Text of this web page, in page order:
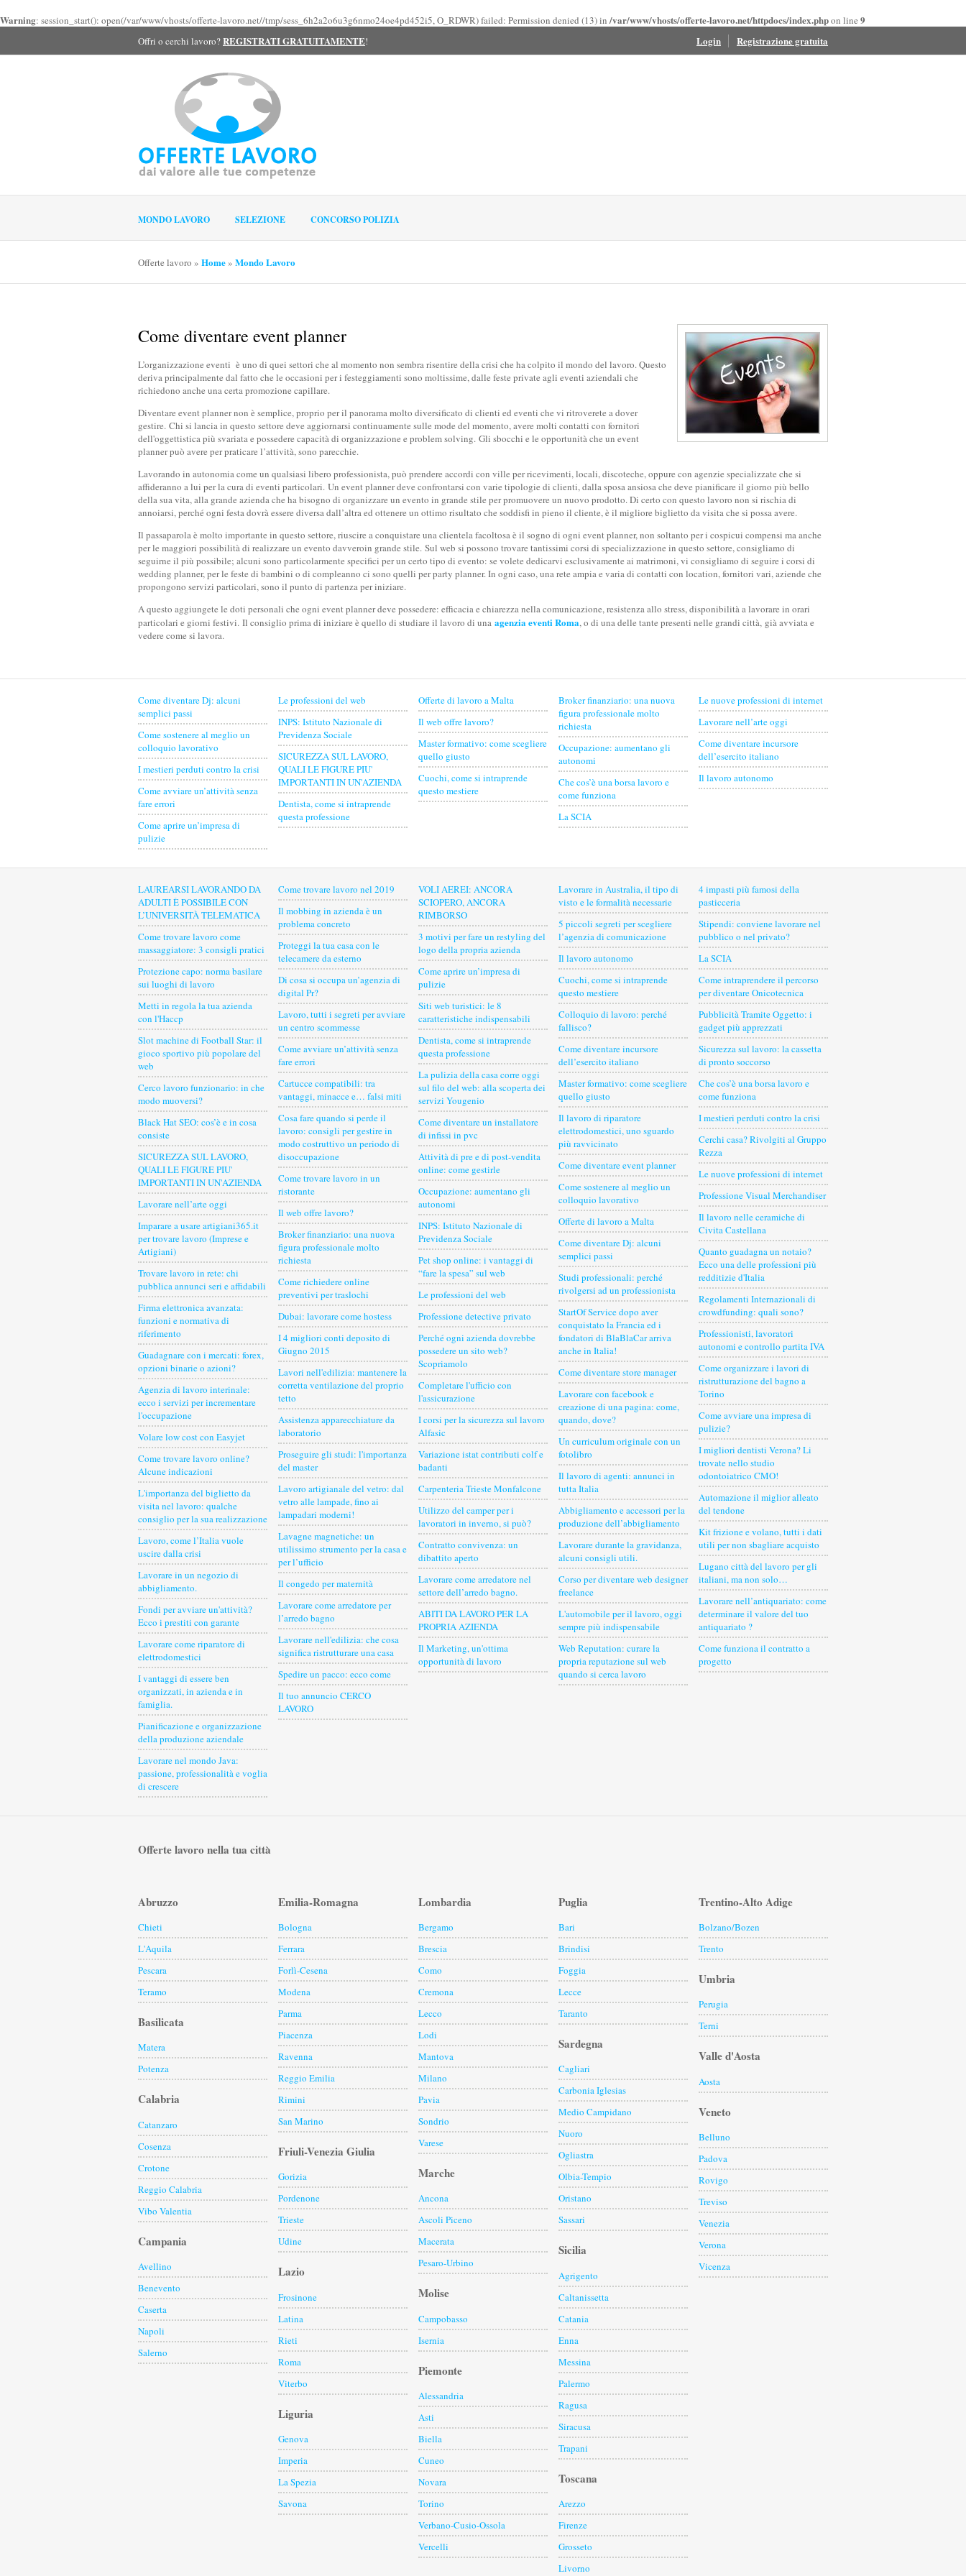
Warning: session_start(): open(/var/www/vhosts/offerte-lavoro.net//tmp/sess_6h2a2o6u3g6nmo24oe4pd452i5, O_RDWR) failed: Permission denied (13) in /var/www/vhosts/offerte-lavoro.net/httpdocs/index.phpon line 9
Offri o cerchi lavoro?REGISTRATI GRATUITAMENTE! Login Registrazione gratuita
MONDO LAVORO SELEZIONE CONCORSO POLIZIA
Offerte lavoro » Home» Mondo Lavoro
Come diventare event planner
L’organizzazione eventi è uno di quei settori che al momento non sembra risentire della crisi che ha colpito il mondo del lavoro. Questo
deriva principalmente dal fatto che le occasioni per i festeggiamenti sono moltissime, dalle feste private agli eventi aziendali che
richiedono anche una certa promozione capillare.
Diventare event planner non è semplice, proprio per il panorama molto diversificato di clienti ed eventi che vi ritroverete a dover
gestire. Chi si lancia in questo settore deve aggiornarsi continuamente sulle mode del momento, avere molti contatti con fornitori
dell'oggettistica più svariata e possedere capacità di organizzazione e problem solving. Gli sbocchi e le opportunità che un event
planner può avere per praticare l’attività, sono parecchie.
Lavorando in autonomia come un qualsiasi libero professionista, può prendere accordi con ville per ricevimenti, locali, discoteche, oppure con agenzie specializzate che si
affideranno a lui per la cura di eventi particolari. Un event planner deve confrontarsi con varie tipologie di clienti, dalla sposa ansiosa che deve pianificare il giorno più bello
della sua vita, alla grande azienda che ha bisogno di organizzare un evento in grande stile per promuovere un nuovo prodotto. Di certo con questo lavoro non si rischia di
annoiarsi, perché ogni festa dovrà essere diversa dall’altra ed ottenere un ottimo risultato che soddisfi in pieno il cliente, è il migliore biglietto da visita che si possa avere.
Il passaparola è molto importante in questo settore, riuscire a conquistare una clientela facoltosa è il sogno di ogni event planner, non soltanto per i cospicui compensi ma anche
per le maggiori possibilità di realizzare un evento davveroin grande stile. Sul web si possono trovare tantissimi corsi di specializzazione in questo settore, consigliamo di
seguirne il più possibile; alcuni sono particolarmente specifici per un certo tipo di evento: se volete dedicarvi esclusivamente ai matrimoni, vi consigliamo di seguire i corsi di
wedding planner, per le feste di bambini o di compleanno ci sono quelli per party planner. In ogni caso, una rete ampia e varia di contatti con location, fornitori vari, aziende che
propongono servizi particolari, sono il punto di partenza per iniziare.
A questo aggiungete le doti personali che ogni event planner deve possedere: efficacia e chiarezza nella comunicazione, resistenza allo stress, disponibilità a lavorare in orari
particolari e giorni festivi. Il consiglio prima di iniziare è quello di studiare il lavoro di una agenzia eventi Roma, o di una delle tante presenti nelle grandi città, già avviata e
vedere come si lavora.
Come diventare Dj: alcuni
semplici passi
Come sostenere al meglio un
colloquio lavorativo
I mestieri perduti contro la crisi
Come avviare un’attività senza
fare errori
Come aprire un’impresa di
pulizie
Le professioni del web
INPS: Istituto Nazionale di
Previdenza Sociale
SICUREZZA SUL LAVORO,
QUALI LE FIGURE PIU'
IMPORTANTI IN UN'AZIENDA
Dentista, come si intraprende
questa professione
Offerte di lavoro a Malta
Il web offre lavoro?
Master formativo: come scegliere
quello giusto
Cuochi, come si intraprende
questo mestiere
Broker finanziario: una nuova
figura professionale molto
richiesta
Occupazione: aumentano gli
autonomi
Che cos’è una borsa lavoro e
come funziona
La SCIA
Le nuove professioni di internet
Lavorare nell’arte oggi
Come diventare incursore
dell’esercito italiano
Il lavoro autonomo
LAUREARSI LAVORANDO DA
ADULTI È POSSIBILE CON
L’UNIVERSITÀ TELEMATICA
Come trovare lavoro come
massaggiatore: 3 consigli pratici
Protezione capo: norma basilare
sui luoghi di lavoro
Metti in regola la tua azienda
con l'Haccp
Slot machine di Football Star: il
gioco sportivo più popolare del
web
Cerco lavoro funzionario: in che
modo muoversi?
Black Hat SEO: cos’è e in cosa
consiste
SICUREZZA SUL LAVORO,
QUALI LE FIGURE PIU'
IMPORTANTI IN UN'AZIENDA
Lavorare nell’arte oggi
Imparare a usare artigiani365.it
per trovare lavoro (Imprese e
Artigiani)
Trovare lavoro in rete: chi
pubblica annunci seri e affidabili
Firma elettronica avanzata:
funzioni e normativa di
riferimento
Guadagnare con i mercati: forex,
opzioni binarie o azioni?
Agenzia di lavoro interinale:
ecco i servizi per incrementare
l'occupazione
Volare low cost con Easyjet
Come trovare lavoro online?
Alcune indicazioni
L'importanza del biglietto da
visita nel lavoro: qualche
consiglio per la sua realizzazione
Lavoro, come l’Italia vuole
uscire dalla crisi
Lavorare in un negozio di
abbigliamento.
Fondi per avviare un'attività?
Ecco i prestiti con garante
Lavorare come riparatore di
elettrodomestici
I vantaggi di essere ben
organizzati, in azienda e in
famiglia.
Pianificazione e organizzazione
della produzione aziendale
Lavorare nel mondo Java:
passione, professionalità e voglia
di crescere
Come trovare lavoro nel 2019
Il mobbing in azienda è un
problema concreto
Proteggi la tua casa con le
telecamere da esterno
Di cosa si occupa un’agenzia di
digital Pr?
Lavoro, tutti i segreti per avviare
un centro scommesse
Come avviare un’attività senza
fare errori
Cartucce compatibili: tra
vantaggi, minacce e… falsi miti
Cosa fare quando si perde il
lavoro: consigli per gestire in
modo costruttivo un periodo di
disoccupazione
Come trovare lavoro in un
ristorante
Il web offre lavoro?
Broker finanziario: una nuova
figura professionale molto
richiesta
Come richiedere online
preventivi per traslochi
Dubai: lavorare come hostess
I 4 migliori conti deposito di
Giugno 2015
Lavori nell'edilizia: mantenere la
corretta ventilazione del proprio
tetto
Assistenza apparecchiature da
laboratorio
Proseguire gli studi: l'importanza
del master
Lavoro artigianale del vetro: dal
vetro alle lampade, fino ai
lampadari moderni!
Lavagne magnetiche: un
utilissimo strumento per la casa e
per l’ufficio
Il congedo per maternità
Lavorare come arredatore per
l’arredo bagno
Lavorare nell'edilizia: che cosa
significa ristrutturare una casa
Spedire un pacco: ecco come
Il tuo annuncio CERCO
LAVORO
VOLI AEREI: ANCORA
SCIOPERO, ANCORA
RIMBORSO
3 motivi per fare un restyling del
logo della propria azienda
Come aprire un’impresa di
pulizie
Siti web turistici: le 8
caratteristiche indispensabili
Dentista, come si intraprende
questa professione
La pulizia della casa corre oggi
sul filo del web: alla scoperta dei
servizi Yougenio
Come diventare un installatore
di infissi in pvc
Attività di pre e di post-vendita
online: come gestirle
Occupazione: aumentano gli
autonomi
INPS: Istituto Nazionale di
Previdenza Sociale
Pet shop online: i vantaggi di
“fare la spesa” sul web
Le professioni del web
Professione detective privato
Perché ogni azienda dovrebbe
possedere un sito web?
Scopriamolo
Completare l'ufficio con
l'assicurazione
I corsi per la sicurezza sul lavoro
Alfasic
Variazione istat contributi colf e
badanti
Carpenteria Trieste Monfalcone
Utilizzo del camper per i
lavoratori in inverno, si può?
Contratto convivenza: un
dibattito aperto
Lavorare come arredatore nel
settore dell’arredo bagno.
ABITI DA LAVORO PER LA
PROPRIA AZIENDA
Il Marketing, un'ottima
opportunità di lavoro
Lavorare in Australia, il tipo di
visto e le formalità necessarie
5 piccoli segreti per scegliere
l’agenzia di comunicazione
Il lavoro autonomo
Cuochi, come si intraprende
questo mestiere
Colloquio di lavoro: perché
fallisco?
Come diventare incursore
dell’esercito italiano
Master formativo: come scegliere
quello giusto
Il lavoro di riparatore
elettrodomestici, uno sguardo
più ravvicinato
Come diventare event planner
Come sostenere al meglio un
colloquio lavorativo
Offerte di lavoro a Malta
Come diventare Dj: alcuni
semplici passi
Studi professionali: perché
rivolgersi ad un professionista
StartOf Service dopo aver
conquistato la Francia ed i
fondatori di BlaBlaCar arriva
anche in Italia!
Come diventare store manager
Lavorare con facebook e
creazione di una pagina: come,
quando, dove?
Un curriculum originale con un
fotolibro
Il lavoro di agenti: annunci in
tutta Italia
Abbigliamento e accessori per la
produzione dell’abbigliamento
Lavorare durante la gravidanza,
alcuni consigli utili.
Corso per diventare web designer
freelance
L'automobile per il lavoro, oggi
sempre più indispensabile
Web Reputation: curare la
propria reputazione sul web
quando si cerca lavoro
4 impasti più famosi della
pasticceria
Stipendi: conviene lavorare nel
pubblico o nel privato?
La SCIA
Come intraprendere il percorso
per diventare Onicotecnica
Pubblicità Tramite Oggetto: i
gadget più apprezzati
Sicurezza sul lavoro: la cassetta
di pronto soccorso
Che cos’è una borsa lavoro e
come funziona
I mestieri perduti contro la crisi
Cerchi casa? Rivolgiti al Gruppo
Rezza
Le nuove professioni di internet
Professione Visual Merchandiser
Il lavoro nelle ceramiche di
Civita Castellana
Quanto guadagna un notaio?
Ecco una delle professioni più
redditizie d'Italia
Regolamenti Internazionali di
crowdfunding: quali sono?
Professionisti, lavoratori
autonomi e controllo partita IVA
Come organizzare i lavori di
ristrutturazione del bagno a
Torino
Come avviare una impresa di
pulizie?
I migliori dentisti Verona? Li
trovate nello studio
odontoiatrico CMO!
Automazione il miglior alleato
del tendone
Kit frizione e volano, tutti i dati
utili per non sbagliare acquisto
Lugano città del lavoro per gli
italiani, ma non solo…
Lavorare nell’antiquariato: come
determinare il valore del tuo
antiquariato ?
Come funziona il contratto a
progetto
Offerte lavoro nella tua città
Abruzzo
Chieti
L'Aquila
Pescara
Teramo
Basilicata
Matera
Potenza
Calabria
Catanzaro
Cosenza
Crotone
Reggio Calabria
Vibo Valentia
Campania
Avellino
Benevento
Caserta
Napoli
Salerno
Emilia-Romagna
Bologna
Ferrara
Forlì-Cesena
Modena
Parma
Piacenza
Ravenna
Reggio Emilia
Rimini
San Marino
Friuli-Venezia Giulia
Gorizia
Pordenone
Trieste
Udine
Lazio
Frosinone
Latina
Rieti
Roma
Viterbo
Liguria
Genova
Imperia
La Spezia
Savona
Lombardia
Bergamo
Brescia
Como
Cremona
Lecco
Lodi
Mantova
Milano
Pavia
Sondrio
Varese
Marche
Ancona
Ascoli Piceno
Macerata
Pesaro-Urbino
Molise
Campobasso
Isernia
Piemonte
Alessandria
Asti
Biella
Cuneo
Novara
Torino
Verbano-Cusio-Ossola
Vercelli
Puglia
Bari
Brindisi
Foggia
Lecce
Taranto
Sardegna
Cagliari
Carbonia Iglesias
Medio Campidano
Nuoro
Ogliastra
Olbia-Tempio
Oristano
Sassari
Sicilia
Agrigento
Caltanissetta
Catania
Enna
Messina
Palermo
Ragusa
Siracusa
Trapani
Toscana
Arezzo
Firenze
Grosseto
Livorno
Trentino-Alto Adige
Bolzano/Bozen
Trento
Umbria
Perugia
Terni
Valle d'Aosta
Aosta
Veneto
Belluno
Padova
Rovigo
Treviso
Venezia
Verona
Vicenza